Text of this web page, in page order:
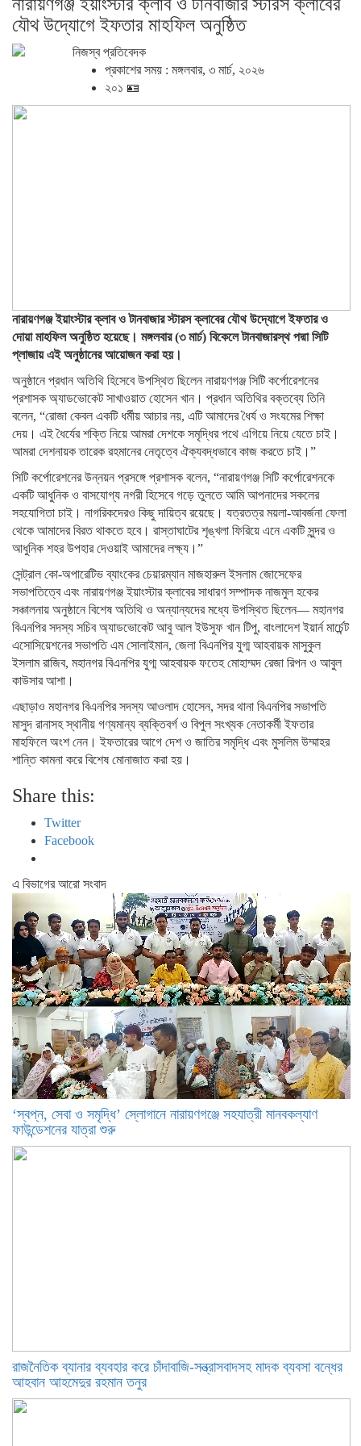
যৌথ উদ্যোগে ইফতার মাহফিল অনুষ্ঠিত
নিজস্ব প্রতিবেদক
প্রকাশের সময় : মঙ্গলবার, ৩ মার্চ, ২০২৬
২০১ 🪪
নারায়ণগঞ্জ ইয়াংস্টার ক্লাব ও টানবাজার স্টারস ক্লাবের যৌথ উদ্যোগে ইফতার ও
দোয়া মাহফিল অনুষ্ঠিত হয়েছে। মঙ্গলবার (৩ মার্চ) বিকেলে টানবাজারস্থ পদ্মা সিটি
প্লাজায় এই অনুষ্ঠানের আয়োজন করা হয়।
অনুষ্ঠানে প্রধান অতিথি হিসেবে উপস্থিত ছিলেন নারায়ণগঞ্জ সিটি কর্পোরেশনের
প্রশাসক অ্যাডভোকেট সাখাওয়াত হোসেন খান। প্রধান অতিথির বক্তব্যে তিনি
বলেন, “রোজা কেবল একটি ধর্মীয় আচার নয়, এটি আমাদের ধৈর্য ও সংযমের শিক্ষা
দেয়। এই ধৈর্যের শক্তি নিয়ে আমরা দেশকে সমৃদ্ধির পথে এগিয়ে নিয়ে যেতে চাই।
আমরা দেশনায়ক তারেক রহমানের নেতৃত্বে ঐক্যবদ্ধভাবে কাজ করতে চাই।”
সিটি কর্পোরেশনের উন্নয়ন প্রসঙ্গে প্রশাসক বলেন, “নারায়ণগঞ্জ সিটি কর্পোরেশনকে
একটি আধুনিক ও বাসযোগ্য নগরী হিসেবে গড়ে তুলতে আমি আপনাদের সকলের
সহযোগিতা চাই। নাগরিকদেরও কিছু দায়িত্ব রয়েছে। যত্রতত্র ময়লা-আবর্জনা ফেলা
থেকে আমাদের বিরত থাকতে হবে। রাস্তাঘাটের শৃঙ্খলা ফিরিয়ে এনে একটি সুন্দর ও
আধুনিক শহর উপহার দেওয়াই আমাদের লক্ষ্য।”
সেন্ট্রাল কো-অপারেটিভ ব্যাংকের চেয়ারম্যান মাজহারুল ইসলাম জোসেফের
সভাপতিত্বে এবং নারায়ণগঞ্জ ইয়াংস্টার ক্লাবের সাধারণ সম্পাদক নাজমুল হকের
সঞ্চালনায় অনুষ্ঠানে বিশেষ অতিথি ও অন্যান্যদের মধ্যে উপস্থিত ছিলেন— মহানগর
বিএনপির সদস্য সচিব অ্যাডভোকেট আবু আল ইউসুফ খান টিপু, বাংলাদেশ ইয়ার্ন মার্চেন্ট
এসোসিয়েশনের সভাপতি এম সোলাইমান, জেলা বিএনপির যুগ্ম আহবায়ক মাসুকুল
ইসলাম রাজিব, মহানগর বিএনপির যুগ্ম আহবায়ক ফতেহ মোহাম্মদ রেজা রিপন ও আবুল
কাউসার আশা।
এছাড়াও মহানগর বিএনপির সদস্য আওলাদ হোসেন, সদর থানা বিএনপির সভাপতি
মাসুদ রানাসহ স্থানীয় গণ্যমান্য ব্যক্তিবর্গ ও বিপুল সংখ্যক নেতাকর্মী ইফতার
মাহফিলে অংশ নেন। ইফতারের আগে দেশ ও জাতির সমৃদ্ধি এবং মুসলিম উম্মাহর
শান্তি কামনা করে বিশেষ মোনাজাত করা হয়।
Share this:
Twitter
Facebook
এ বিভাগের আরো সংবাদ
‘স্বপ্ন, সেবা ও সমৃদ্ধি’ স্লোগানে নারায়ণগঞ্জে সহযাত্রী মানবকল্যাণ
ফাউন্ডেশনের যাত্রা শুরু
রাজনৈতিক ব্যানার ব্যবহার করে চাঁদাবাজি-সন্ত্রাসবাদসহ মাদক ব্যবসা বন্ধের
আহবান আহমেদুর রহমান তনুর